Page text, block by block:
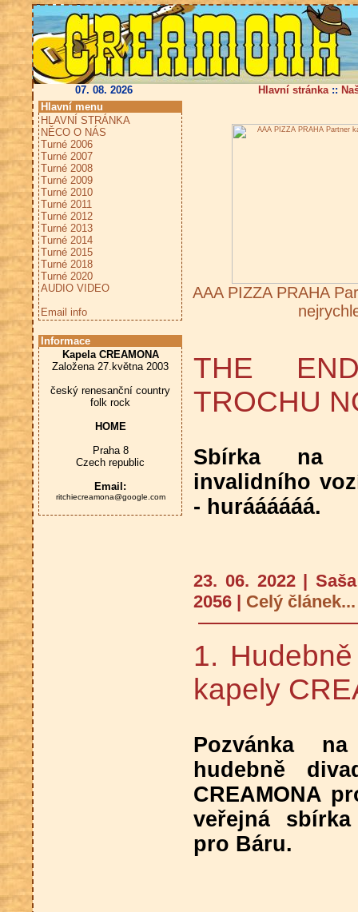
07. 08. 2026 Hlavní stránka::
Hlavní menu
HLAVNÍ STRÁNKA
NĚCO O NÁS
Turné 2006
Turné 2007
Turné 2008
Turné 2009
Turné 2010
Turné 2011
Turné 2012
Turné 2013
Turné 2014
Turné 2015
Turné 2018
Turné 2020
AUDIO VIDEO
Email info
Informace
Kapela CREAMONA
Založena 27.května 2003
český renesanční country
folk rock
HOME
Praha 8
Czech republic
Email:
ritchiecreamona@google.com
AAA PIZZA PRAHA
THE
TROCHU
Sbírka na
invalidního
- huráááááá.
23. 06. 2022 |
2056 | Celý článek...
1.
kapely
Pozvánka
hudebně
CREAMONA
veřejná
pro Báru.